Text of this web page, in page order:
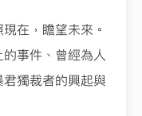
在，瞻望未來。
事件、曾經為人
獨裁者的興起與